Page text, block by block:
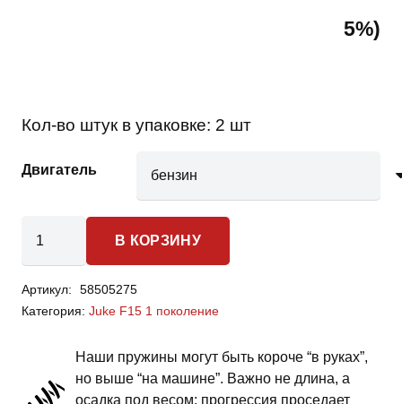
5%)
Кол-во штук в упаковке: 2 шт
Двигатель
товара
Juke
F15
поколение
В КОРЗИНУ
Артикул:
58505275
Категория: Juke F15 1 поколение
Наши пружины могут быть короче “в руках”,
но выше “на машине”. Важно не длина, а
осадка под весом: прогрессия проседает